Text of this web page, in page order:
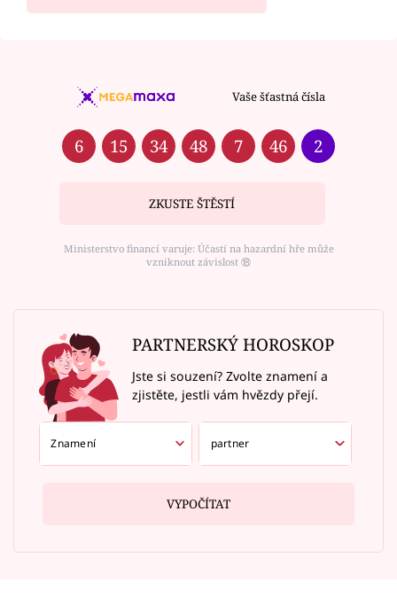
Vaše šťastná čísla
6 15 34 48 7 46 2
ZKUSTE ŠTĚSTÍ
Ministerstvo financí varuje: Účastí na hazardní hře může
vzniknout závislost ⑱
PARTNERSKÝ HOROSKOP
Jste si souzení? Zvolte znamení a
zjistěte, jestli vám hvězdy přejí.
VYPOČÍTAT